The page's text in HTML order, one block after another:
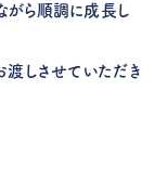
がら順調に成長し
しさせていただき